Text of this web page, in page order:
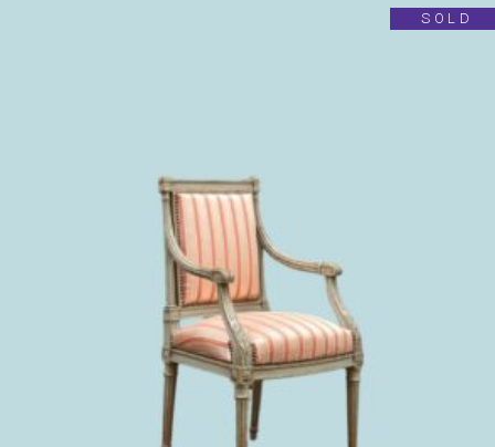
SOLD